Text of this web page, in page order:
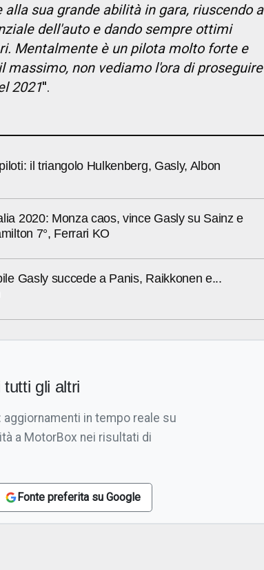
sua grande abilità in gara, riuscendo a
dell'auto e dando sempre ottimi
Mentalmente è un pilota molto forte e
massimo, non vediamo l'ora di proseguire
2021''.
il triangolo Hulkenberg, Gasly, Albon
2020: Monza caos, vince Gasly su Sainz e
7°, Ferrari KO
Gasly succede a Panis, Raikkonen e...
gli altri
in tempo reale su
a MotorBox nei risultati di
Fonte preferita su Google